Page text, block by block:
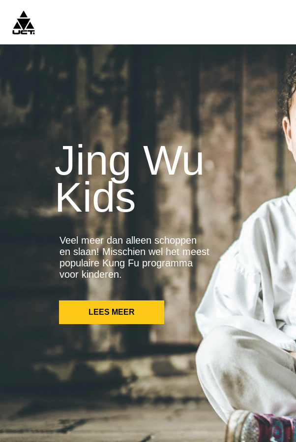
Jing Wu
Kids
Veel meer dan alleen schoppen
en slaan! Misschien wel het meest
populaire Kung Fu programma
voor kinderen.
LEES MEER